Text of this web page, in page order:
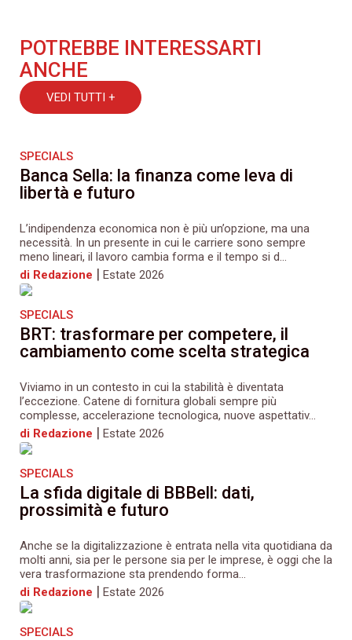
POTREBBE INTERESSARTI
ANCHE
VEDI TUTTI +
SPECIALS
Banca Sella: la finanza come leva di
libertà e futuro
L’indipendenza economica non è più un’opzione, ma una
necessità. In un presente in cui le carriere sono sempre
meno lineari, il lavoro cambia forma e il tempo si d...
di Redazione | Estate 2026
SPECIALS
BRT: trasformare per competere, il
cambiamento come scelta strategica
Viviamo in un contesto in cui la stabilità è diventata
l’eccezione. Catene di fornitura globali sempre più
complesse, accelerazione tecnologica, nuove aspettativ...
di Redazione | Estate 2026
SPECIALS
La sfida digitale di BBBell: dati,
prossimità e futuro
Anche se la digitalizzazione è entrata nella vita quotidiana da
molti anni, sia per le persone sia per le imprese, è oggi che la
vera trasformazione sta prendendo forma...
di Redazione | Estate 2026
SPECIALS